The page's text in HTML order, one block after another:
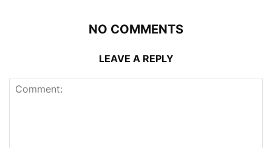
NO COMMENTS
LEAVE A REPLY